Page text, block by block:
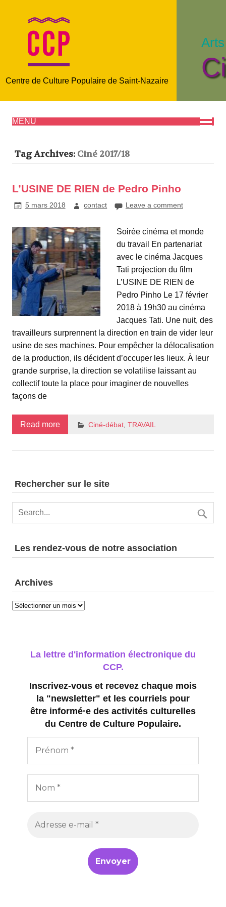
Centre de Culture Populaire de Saint-Nazaire
MENU
Tag Archives: Ciné 2017/18
L’USINE DE RIEN de Pedro Pinho
5 mars 2018 contact Leave a comment
Soirée cinéma et monde
du travail En partenariat
avec le cinéma Jacques
Tati projection du film
L’USINE DE RIEN de
Pedro Pinho Le 17 février
2018 à 19h30 au cinéma
Jacques Tati. Une nuit, des
travailleurs surprennent la direction en train de vider leur
usine de ses machines. Pour empêcher la délocalisation
de la production, ils décident d’occuper les lieux. À leur
grande surprise, la direction se volatilise laissant au
collectif toute la place pour imaginer de nouvelles
façons de
Read more Ciné-débat, TRAVAIL
Rechercher sur le site
Les rendez-vous de notre association
Archives
Archives
La lettre d'information électronique du
CCP.
Inscrivez-vous et recevez chaque mois
la "newsletter" et les courriels pour
être informé·e des activités culturelles
du Centre de Culture Populaire.